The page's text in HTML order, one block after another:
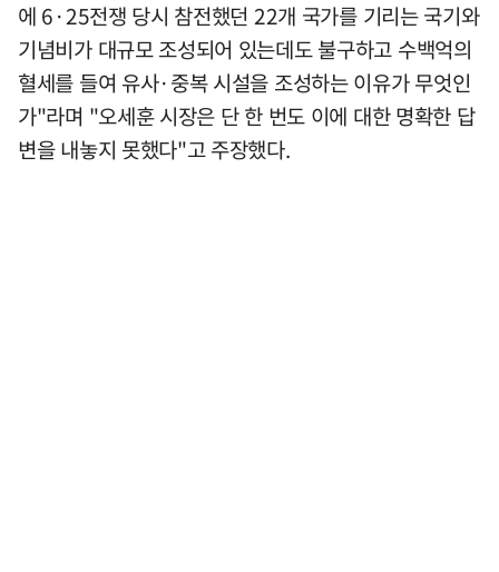
에 6·25전쟁 당시 참전했던 22개 국가를 기리는 국기와
기념비가 대규모 조성되어 있는데도 불구하고 수백억의
혈세를 들여 유사·중복 시설을 조성하는 이유가 무엇인
가"라며 "오세훈 시장은 단 한 번도 이에 대한 명확한 답
변을 내놓지 못했다"고 주장했다.